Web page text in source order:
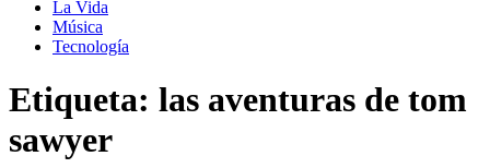
La Vida
Música
Tecnología
Etiqueta: las aventuras de tom
sawyer